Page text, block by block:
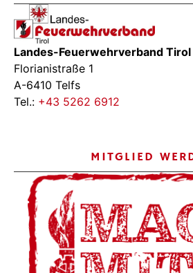
Landes-Feuerwehrverband Tirol
Florianistraße 1
A-6410 Telfs
Tel.: +43 5262 6912
MITGLIED